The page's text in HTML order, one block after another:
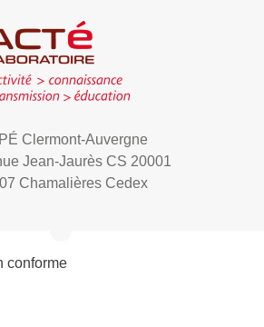
Clermont-Auvergne
Jean-Jaurès CS 20001
Chamalières Cedex
conforme